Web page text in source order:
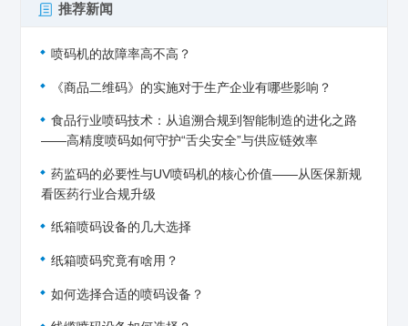
推荐新闻
喷码机的故障率高不高？
《商品二维码》的实施对于生产企业有哪些影响？
食品行业喷码技术：从追溯合规到智能制造的进化之路
——高精度喷码如何守护“舌尖安全”与供应链效率
药监码的必要性与UV喷码机的核心价值——从医保新规
看医药行业合规升级
纸箱喷码设备的几大选择
纸箱喷码究竟有啥用？
如何选择合适的喷码设备？